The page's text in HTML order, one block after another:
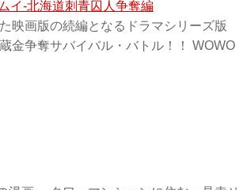
イ-北海道刺青囚人争奪編
映画版の続編となるドラマシリーズ版
金争奪サバイバル・バトル！！ WOWO